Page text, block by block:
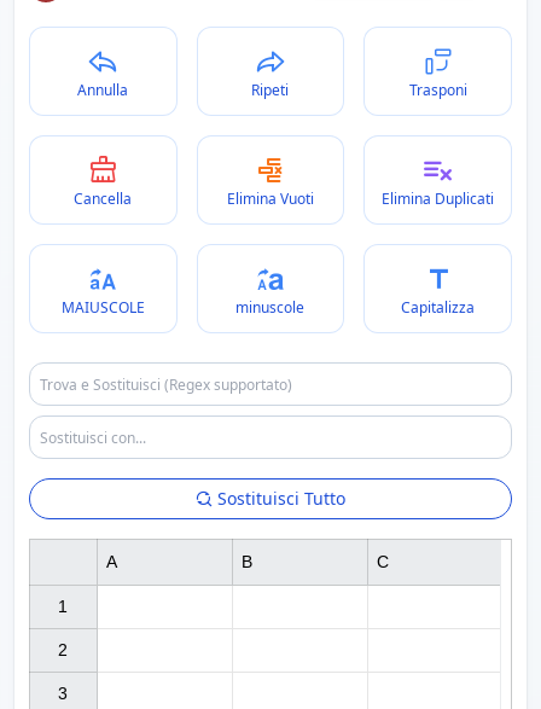
Annulla Ripeti Trasponi
Cancella Elimina Vuoti Elimina Duplicati
MAIUSCOLE minuscole Capitalizza
Sostituisci Tutto
1
2
3
A B C